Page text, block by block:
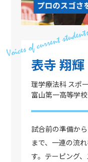
表寺 翔輝
理学療法科 スポ
富山第一高等学
試合前の準備か
まで、一連の流
す。テーピング